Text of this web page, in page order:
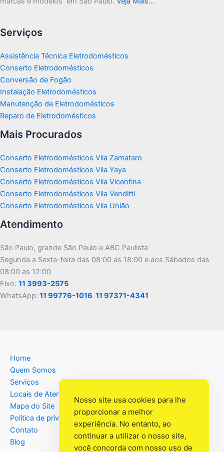
Serviços
Assistência Técnica Eletrodomésticos
Conserto Eletrodomésticos
Conversão de Fogão
Instalação Eletrodomésticos
Manutenção de Eletrodomésticos
Reparo de Eletrodomésticos
Mais Procurados
Conserto Eletrodomésticos Vila Zamataro
Conserto Eletrodomésticos Vila Yaya
Conserto Eletrodomésticos Vila Vicentina
Conserto Eletrodomésticos Vila Venditti
Conserto Eletrodomésticos Vila União
Atendimento
São Paulo, grande São Paulo e ABC Paulista
Segunda a Sexta-feira das 08:00 as 18:00 e aos Sábados das
08:00 as 12:00
Fixo: 11 3993-2575
WhatsApp: 11 99776-1016 11 97371-4341
Home
Quem Somos
Serviços
Locais de Atendimento
Mapa do Site
Política de privacidade
Contato
Blog
Nosso site usa cookies para lhe
proporcionar a melhor
experiência. No entanto, ao
continuar a utilizar o nosso site,
você concorda com nosso uso de